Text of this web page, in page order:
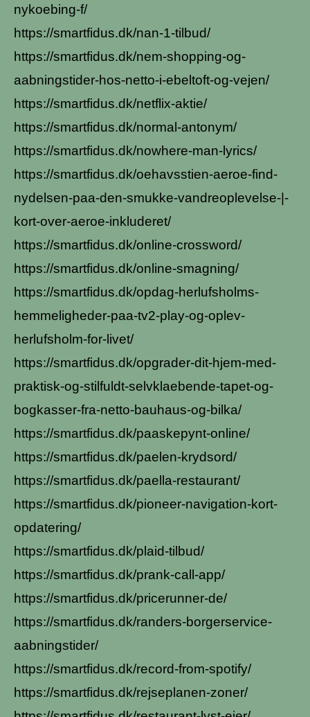
nykoebing-f/
https://smartfidus.dk/nan-1-tilbud/
https://smartfidus.dk/nem-shopping-og-
aabningstider-hos-netto-i-ebeltoft-og-vejen/
https://smartfidus.dk/netflix-aktie/
https://smartfidus.dk/normal-antonym/
https://smartfidus.dk/nowhere-man-lyrics/
https://smartfidus.dk/oehavsstien-aeroe-find-
nydelsen-paa-den-smukke-vandreoplevelse-|-
kort-over-aeroe-inkluderet/
https://smartfidus.dk/online-crossword/
https://smartfidus.dk/online-smagning/
https://smartfidus.dk/opdag-herlufsholms-
hemmeligheder-paa-tv2-play-og-oplev-
herlufsholm-for-livet/
https://smartfidus.dk/opgrader-dit-hjem-med-
praktisk-og-stilfuldt-selvklaebende-tapet-og-
bogkasser-fra-netto-bauhaus-og-bilka/
https://smartfidus.dk/paaskepynt-online/
https://smartfidus.dk/paelen-krydsord/
https://smartfidus.dk/paella-restaurant/
https://smartfidus.dk/pioneer-navigation-kort-
opdatering/
https://smartfidus.dk/plaid-tilbud/
https://smartfidus.dk/prank-call-app/
https://smartfidus.dk/pricerunner-de/
https://smartfidus.dk/randers-borgerservice-
aabningstider/
https://smartfidus.dk/record-from-spotify/
https://smartfidus.dk/rejseplanen-zoner/